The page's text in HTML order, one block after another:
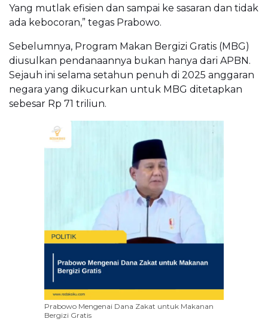
Yang mutlak efisien dan sampai ke sasaran dan tidak
ada kebocoran,” tegas Prabowo.
Sebelumnya, Program Makan Bergizi Gratis (MBG)
diusulkan pendanaannya bukan hanya dari APBN.
Sejauh ini selama setahun penuh di 2025 anggaran
negara yang dikucurkan untuk MBG ditetapkan
sebesar Rp 71 triliun.
Prabowo Mengenai Dana Zakat untuk Makanan
Bergizi Gratis